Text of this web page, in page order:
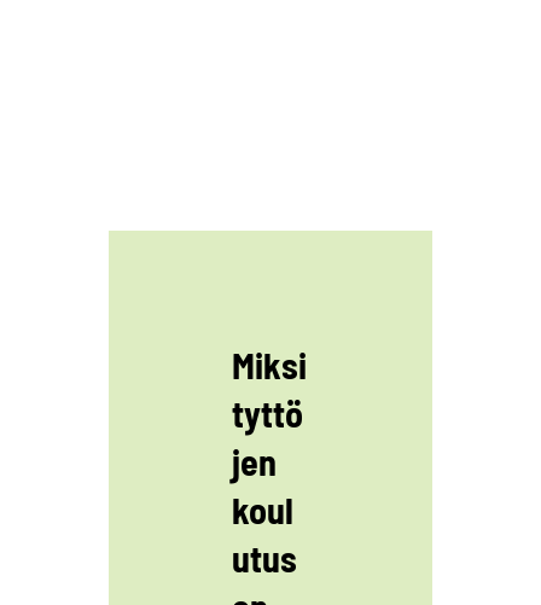
Miksi
tyttö
jen
koul
utus